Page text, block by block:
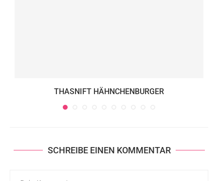
THASNIFT HÄHNCHENBURGER
SCHREIBE EINEN KOMMENTAR